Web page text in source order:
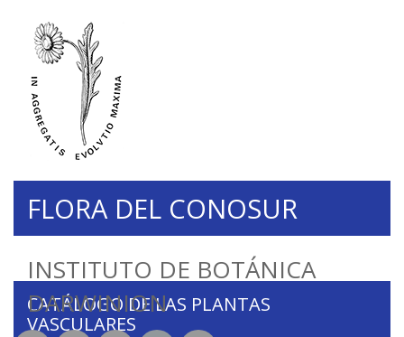
INSTITUTO DE BOTÁNICA
DARWINION
FLORA DEL CONOSUR
CATÁLOGO DE LAS PLANTAS
VASCULARES